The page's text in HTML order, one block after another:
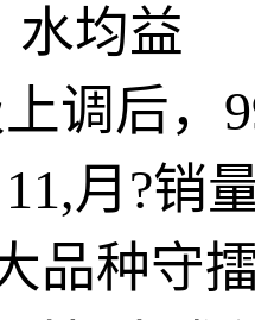
水均益
调后，
月?销
品种守